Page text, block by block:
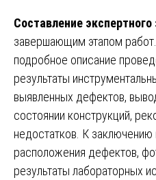
Составление
завершающим этапом
подробное описание
результаты
выявленных дефектов,
состоянии конструкций,
недостатков. К
расположения дефектов,
результаты лабораторных